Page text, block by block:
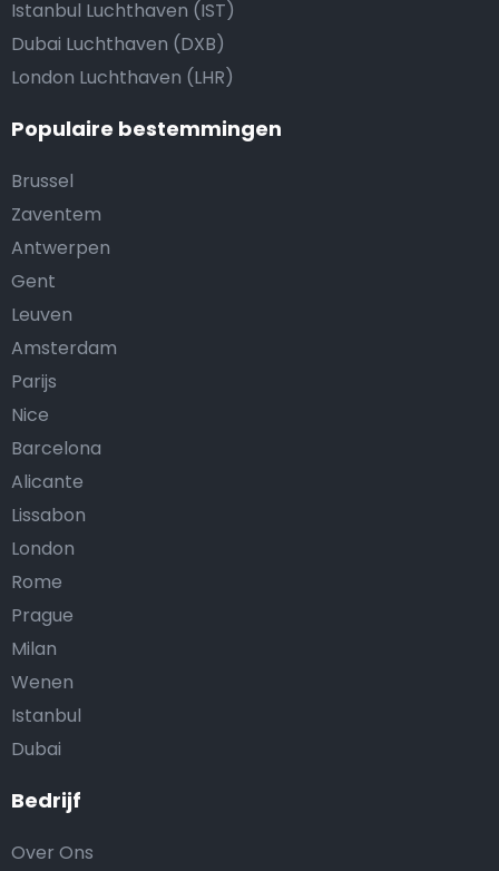
Bedrijf
Over Ons
Istanbul Luchthaven (IST)
Dubai Luchthaven (DXB)
London Luchthaven (LHR)
Populaire bestemmingen
Brussel
Zaventem
Antwerpen
Gent
Leuven
Amsterdam
Parijs
Nice
Barcelona
Alicante
Lissabon
London
Rome
Prague
Milan
Wenen
Istanbul
Dubai